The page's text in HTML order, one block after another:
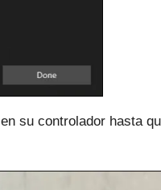
en su controlador hasta